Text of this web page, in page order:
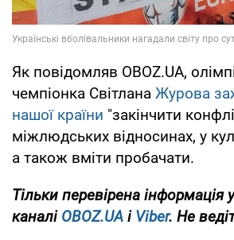
Як повідомляв OBOZ.UA,
чемпіонка Світлана Журова
нашої країни "закінчити
міжлюдських відносинах, у
а також вміти пробачати.
Тільки перевірена інформація
каналі OBOZ.UA і Viber. Не